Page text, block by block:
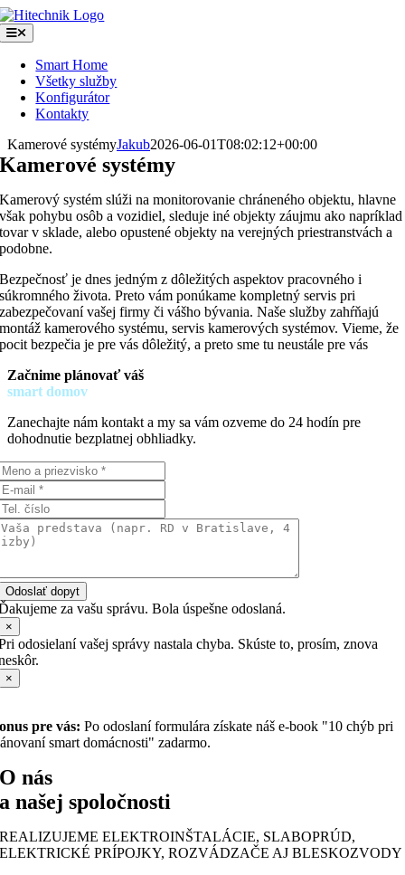
Skip
to
content
Toggle
Navigation
Smart Home
Všetky služby
Konfigurátor
Kontakty
Kamerové systémyJakub2026-06-01T08:02:12+00:00
Kamerové systémy
Kamerový systém slúži na monitorovanie chráneného objektu, hlavne
však pohybu osôb a vozidiel, sleduje iné objekty záujmu ako napríklad
tovar v sklade, alebo opustené objekty na verejných priestranstvách a
podobne.
Bezpečnosť je dnes jedným z dôležitých aspektov pracovného i
súkromného života. Preto vám ponúkame kompletný servis pri
zabezpečovaní vašej firmy či vášho bývania. Naše služby zahŕňajú
montáž kamerového systému, servis kamerových systémov. Vieme, že
pocit bezpečia je pre vás dôležitý, a preto sme tu neustále pre vás
Začnime plánovať váš
smart domov
Zanechajte nám kontakt a my sa vám ozveme do 24 hodín pre
dohodnutie bezplatnej obhliadky.
Odoslať dopyt
za vašu správu. Bola úspešne odoslaná.
×
odosielaní vašej správy nastala chyba. Skúste to, prosím, znova
×
pre vás: Po odoslaní formulára získate náš e-book "10 chýb pri
smart domácnosti" zadarmo.
O nás
a našej spoločnosti
REALIZUJEME ELEKTROINŠTALÁCIE, SLABOPRÚD,
ELEKTRICKÉ PRÍPOJKY, ROZVÁDZAČE AJ BLESKOZVODY